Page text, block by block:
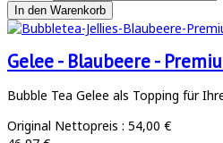
Gelee - Blaubeere -
Bubble Tea Gelee als Topping für
Original Nettopreis : 54,00 €